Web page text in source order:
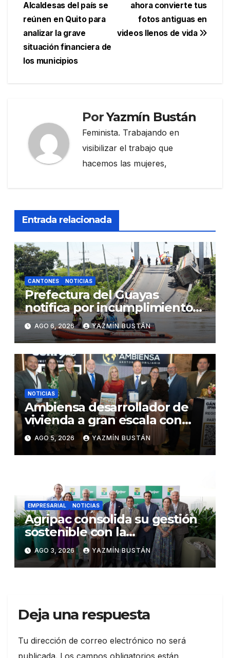
de
entradas
ahora convierte tus
fotos antiguas en
videos llenos de vida
Alcaldesas del país se
reúnen en Quito para
analizar la grave
situación financiera de
los municipios
PorYazmín Bustán
Feminista. Trabajando en
visibilizar el trabajo que
hacemos las mujeres,
Entrada relacionada
CANTONES NOTICIAS
Prefectura del Guayas
notifica por incumplimiento
contractual a la Concesionaria
CONORTE y exige celeridad
en desmontaje del puente
Gonzalo Icaza Cornejo, en
Daule
AGO 6, 2026 YAZMÍN BUSTÁN
NOTICIAS
Ambiensa desarrollador de
vivienda a gran escala con
estándares internacionales
de sostenibilidad
AGO 5, 2026 YAZMÍN BUSTÁN
EMPRESARIAL NOTICIAS
Agripac consolida su gestión
sostenible con la
presentación de su octava
Memoria de Sostenibilidad
AGO 3, 2026 YAZMÍN BUSTÁN
Deja una respuesta
Tu dirección de correo electrónico no será
publicada. Los campos obligatorios están